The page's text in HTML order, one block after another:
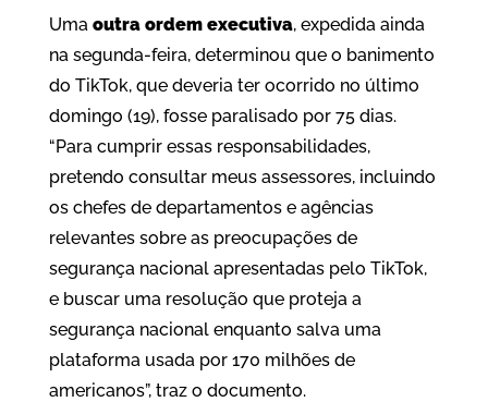
Uma outra ordem executiva, expedida ainda
na segunda-feira, determinou que o banimento
do TikTok, que deveria ter ocorrido no último
domingo (19), fosse paralisado por 75 dias.
“Para cumprir essas responsabilidades,
pretendo consultar meus assessores, incluindo
os chefes de departamentos e agências
relevantes sobre as preocupações de
segurança nacional apresentadas pelo TikTok,
e buscar uma resolução que proteja a
segurança nacional enquanto salva uma
plataforma usada por 170 milhões de
americanos”, traz o documento.